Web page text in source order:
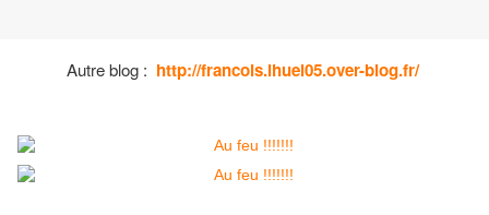
Autre blog : http://francois.ihuel05.over-blog.fr/